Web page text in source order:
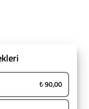
₺ 90,00